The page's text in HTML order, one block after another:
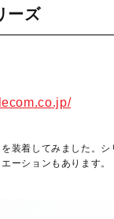
ーズ
を装着してみました。
ーションもあります。